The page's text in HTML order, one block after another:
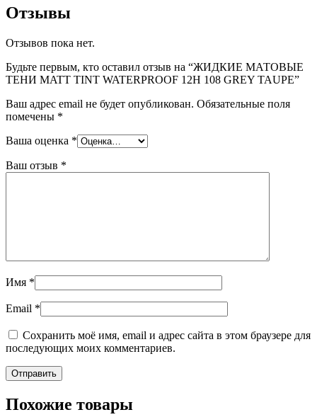
Отзывы
Отзывов пока нет.
Будьте первым, кто оставил отзыв на “ЖИДКИЕ МАТОВЫЕ
ТЕНИ MATT TINT WATERPROOF 12H 108 GREY TAUPE”
Ваш адрес email не будет опубликован. Обязательные поля
помечены *
Ваша оценка *
Ваш отзыв *
Имя *
Email *
Сохранить моё имя, email и адрес сайта в этом браузере для
последующих моих комментариев.
Похожие товары